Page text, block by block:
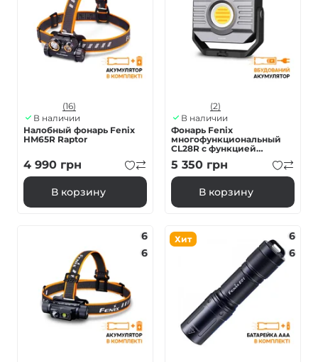
(16)
В наличии
Налобный фонарь Fenix
HM65R Raptor
4 990 грн
В корзину
(2)
В наличии
Фонарь Fenix
многофункциональный
CL28R с функцией
Powerbank (10 000 mAh)
5 350 грн
В корзину
6
6
Хит
6
6